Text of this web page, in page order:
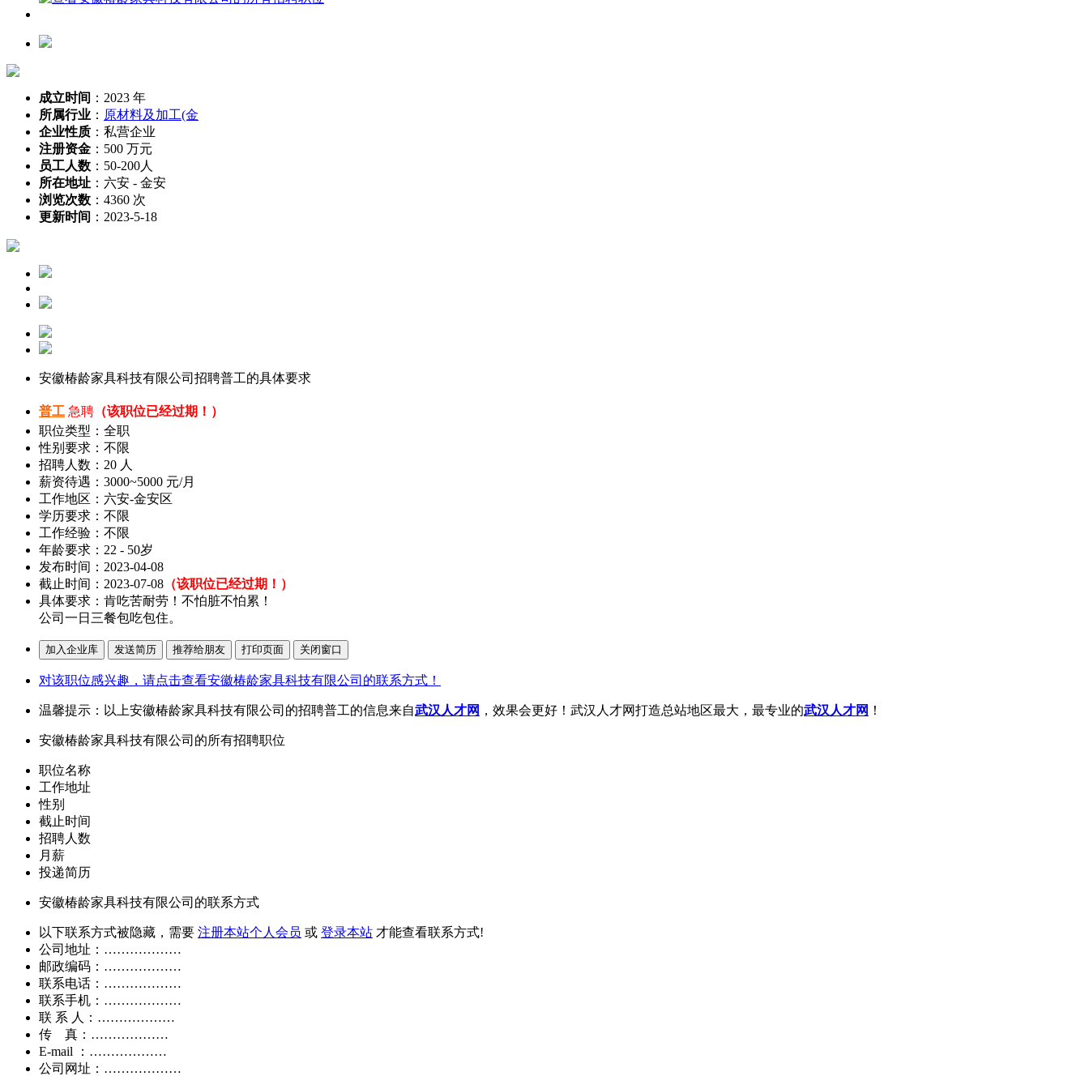
成立时间 ： 2023 年
所属行业 ： 原材料及加工(金
企业性质 ： 私营企业
注册资金 ： 500 万元
员工人数 ： 50-200人
所在地址 ： 六安 - 金安
浏览次数 ： 4360 次
更新时间 ： 2023-5-18
安徽椿龄家具科技有限公司招聘普工的具体要求
普工 急聘 （该职位已经过期！）
职位类型：全职
性别要求：不限
招聘人数：20 人
薪资待遇：3000~5000 元/月
工作地区：六安-金安区
学历要求：不限
工作经验：不限
年龄要求：22 - 50岁
发布时间：2023-04-08
截止时间：2023-07-08 （该职位已经过期！）
具体要求：肯吃苦耐劳！不怕脏不怕累！
公司一日三餐包吃包住。
对该职位感兴趣，请点击查看安徽椿龄家具科技有限公司的联系方式！
温馨提示：以上安徽椿龄家具科技有限公司的招聘普工的信息来自武汉人才网 ，效果会更好！武汉人才网打造总站地区最大，最专业的武汉人才网 ！
安徽椿龄家具科技有限公司的所有招聘职位
职位名称
工作地址
性别
截止时间
招聘人数
月薪
投递简历
安徽椿龄家具科技有限公司的联系方式
以下联系方式被隐藏，需要 注册本站个人会员 或 登录本站 才能查看联系方式!
公司地址：………………
邮政编码：………………
联系电话：………………
联系手机：………………
联 系 人：………………
传 真：………………
E-mail ：………………
公司网址：………………